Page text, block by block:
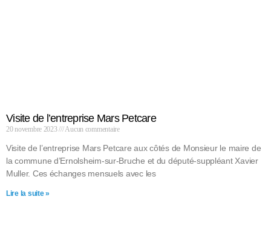
Visite de l’entreprise Mars Petcare
20 novembre 2023 Aucun commentaire
Visite de l’entreprise Mars Petcare aux côtés de Monsieur le maire de
la commune d’Ernolsheim-sur-Bruche et du député-suppléant Xavier
Muller. Ces échanges mensuels avec les
Lire la suite »